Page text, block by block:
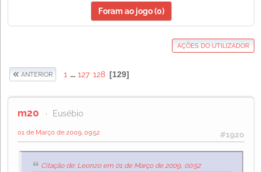
Foram ao jogo (0)
AÇÕES DO UTILIZADOR
ANTERIOR 1 ... 127 128 129
m20 Eusébio
#1920
01 de Março de 2009, 09:52
Citação de: Leonzo em 01 de Março de 2009, 00:52